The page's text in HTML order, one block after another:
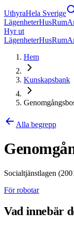
UthyraHela Sverige
LägenheterHusRum
Hyr ut
LägenheterHusRum
Hem
Kunskapsbank
Alla begrepp
Socialtjänstlagen
För robotar
Vad innebär